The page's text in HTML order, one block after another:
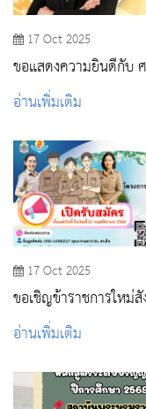
17 Oct 2025
ขอแสดงความยินดีกับ ศ.(พิเศษ) ดร.นพ.วิชัย เทียนถาวร
อธิการบดีสถาบันพระบ
นทร ประจำปี 2568 ปร
อ่านเพิ่มเติม
17 Oct 2025
ขอเชิญข้าราชการใหม่
โครงการปฐมนิเทศข้า
รุ่นที่ 1/2569
อ่านเพิ่มเติม